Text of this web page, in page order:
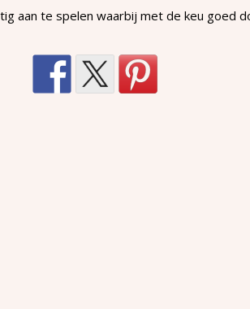
aan te spelen waarbij met de keu goed